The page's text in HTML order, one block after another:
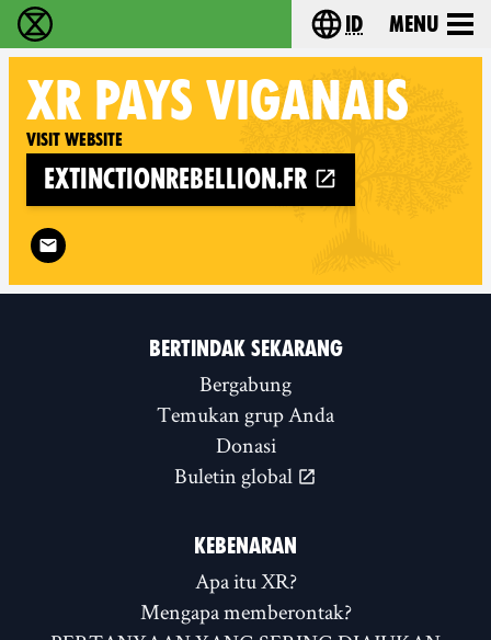
Extinction Rebellion (XR–Pemberontakan
Choose your
id Menu
XR PAYS VIGANAIS
Visit website
extinctionrebellion.fr
Follow XR Pays Viganais on
BERTINDAK SEKARANG
Bergabung
Temukan grup Anda
Donasi
Buletin global
KEBENARAN
Apa itu XR?
Mengapa memberontak?